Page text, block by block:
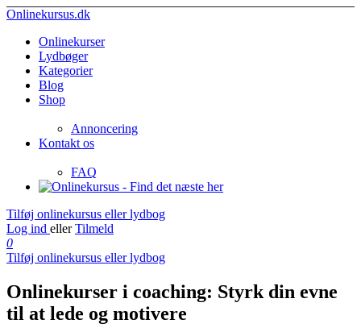
Onlinekursus.dk
Onlinekurser
Lydbøger
Kategorier
Blog
Shop
Annoncering
Kontakt os
FAQ
Tilføj onlinekursus eller lydbog
Log ind eller Tilmeld
0
Tilføj onlinekursus eller lydbog
Onlinekurser i coaching: Styrk din evne
til at lede og motivere